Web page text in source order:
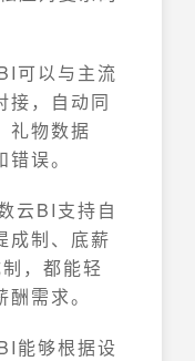
可以与主流
接，自动同
礼物数据
误。
云BI支持自
成制、底薪
，都能轻
需求。
能够根据设